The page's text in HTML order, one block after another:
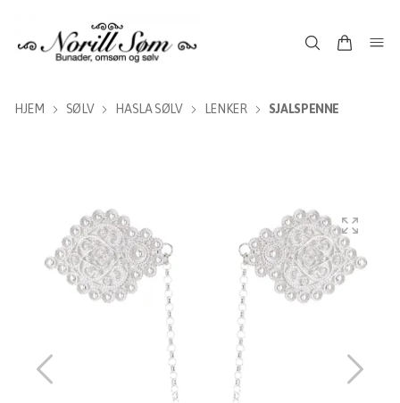
HJEM SØLV HASLA SØLV LENKER SJALSPENNE